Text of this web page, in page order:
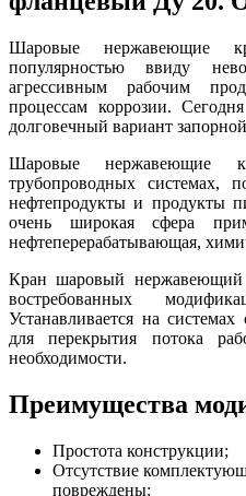
Шаровые нержавеющие
популярностью ввиду
агрессивным рабочим
процессам коррозии.
долговечный вариант
Шаровые нержавеющие
трубопроводных системах,
нефтепродукты и продукты
очень широкая сфера
нефтеперерабатывающая,
Кран шаровый
востребованных
Устанавливается на
для перекрытия потока
необходимости.
Преимущества
Простота конструкции;
Отсутствие
повреждены;